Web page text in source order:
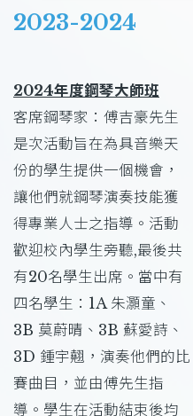
2023-2024
2024年度鋼琴大師班
客席鋼琴家：傅吉豪先生
是次活動旨在為具音樂天
份的學生提供一個機會，
讓他們就鋼琴演奏技能獲
得專業人士之指導。活動
歡迎校內學生旁聽,最後共
有20名學生出席。當中有
四名學生：1A 朱灝童、
3B 莫蔚晴、3B 蘇愛詩、
3D 鍾宇翹，演奏他們的比
賽曲目，並由傅先生指
導。學生在活動結束後均